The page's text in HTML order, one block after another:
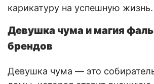
карикатуру на успешную жизнь.
Девушка чума и магия
брендов
Девушка чума — это